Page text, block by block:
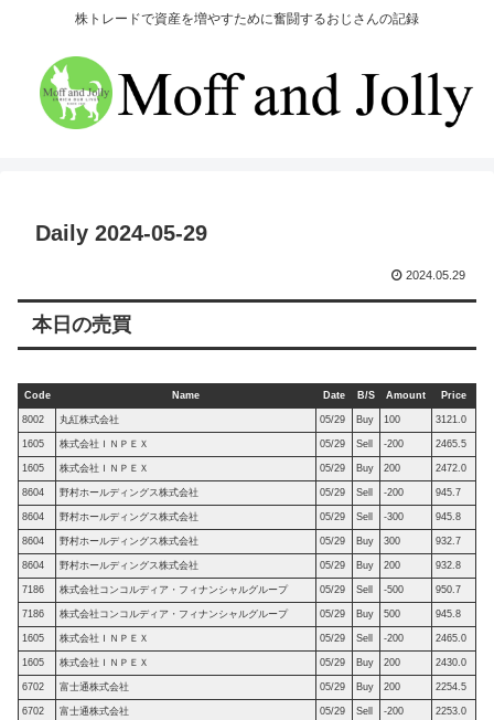
株トレードで資産を増やすために奮闘するおじさんの記録
Daily 2024-05-29
2024.05.29
本日の売買
Code Name Date B/S Amount Price
8002 丸紅株式会社 05/29 Buy 100 3121.0
1605 株式会社ＩＮＰＥＸ 05/29 Sell -200 2465.5
1605 株式会社ＩＮＰＥＸ 05/29 Buy 200 2472.0
8604 野村ホールディングス株式会社 05/29 Sell -200 945.7
8604 野村ホールディングス株式会社 05/29 Sell -300 945.8
8604 野村ホールディングス株式会社 05/29 Buy 300 932.7
8604 野村ホールディングス株式会社 05/29 Buy 200 932.8
7186 株式会社コンコルディア・フィナンシャルグループ 05/29 Sell -500 950.7
7186 株式会社コンコルディア・フィナンシャルグループ 05/29 Buy 500 945.8
1605 株式会社ＩＮＰＥＸ 05/29 Sell -200 2465.0
1605 株式会社ＩＮＰＥＸ 05/29 Buy 200 2430.0
6702 富士通株式会社 05/29 Buy 200 2254.5
6702 富士通株式会社 05/29 Sell -200 2253.0